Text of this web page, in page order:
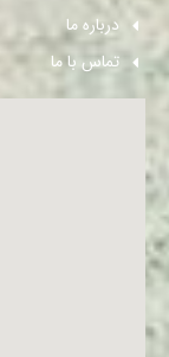
درباره ما
تماس با ما